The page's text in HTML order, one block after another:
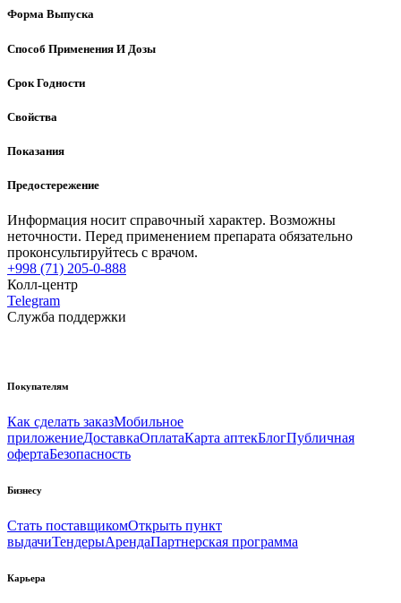
Форма Выпуска
Способ Применения И Дозы
Срок Годности
Свойства
Показания
Предостережение
Информация носит справочный характер. Возможны
неточности. Перед применением препарата обязательно
проконсультируйтесь с врачом.
+998 (71) 205-0-888
Колл-центр
Telegram
Служба поддержки
Покупателям
Как сделать заказМобильное
приложениеДоставкаОплатаКарта аптекБлогПубличная
офертаБезопасность
Бизнесу
Стать поставщикомОткрыть пункт
выдачиТендерыАрендаПартнерская программа
Карьера